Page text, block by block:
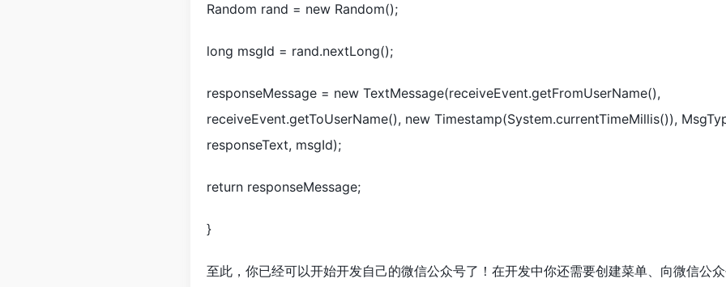
Random rand = new Random();
long msgId = rand.nextLong();
responseMessage = new TextMessage(receiveEvent.getFromUserName(),
receiveEvent.getToUserName(), new Timestamp(System.currentTimeMillis()),
responseText, msgId);
return responseMessage;
}
至此，你已经可以开始开发自己的微信公众号了！在开发中你还需要创建菜单、向微信公